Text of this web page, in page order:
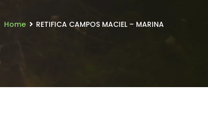
Home RETIFICA CAMPOS MACIEL – MARINA